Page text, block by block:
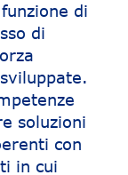
di
di
soluzioni
con
in cui